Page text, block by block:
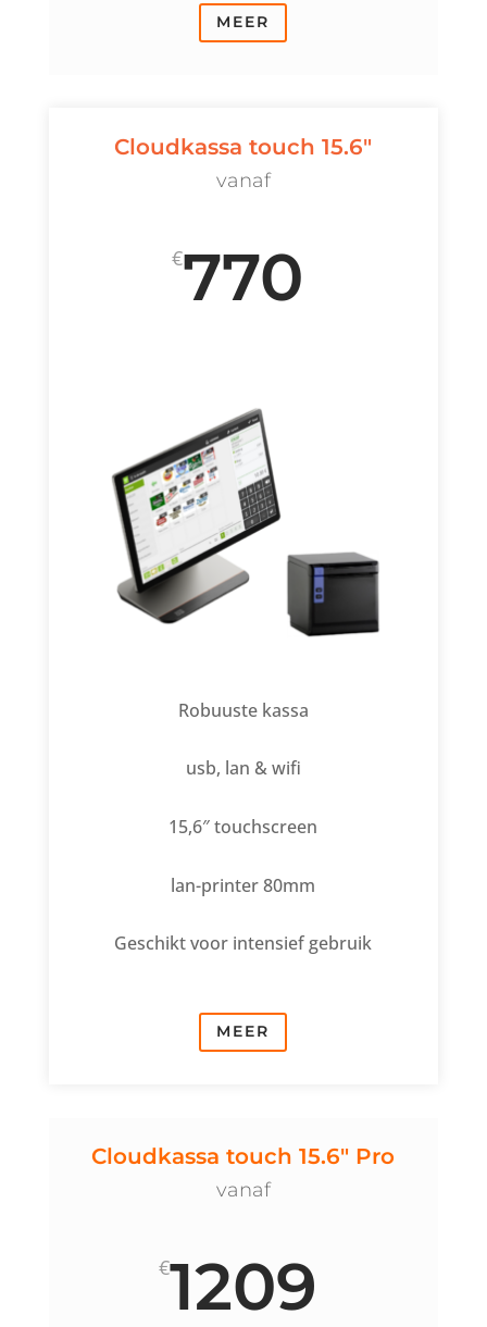
MEER
Cloudkassa touch 15.6"
vanaf
€770
Robuuste kassa
usb, lan & wifi
15,6″ touchscreen
lan-printer 80mm
Geschikt voor intensief gebruik
MEER
Cloudkassa touch 15.6" Pro
vanaf
€1209